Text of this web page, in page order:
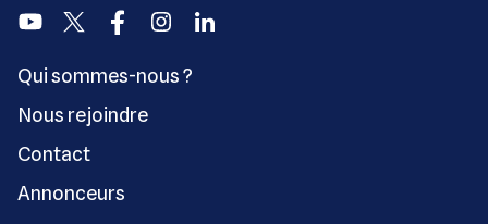
YoutubeTwitter FacebookInstagramLinkedin
Qui sommes-nous ?
Nous rejoindre
Contact
Annonceurs